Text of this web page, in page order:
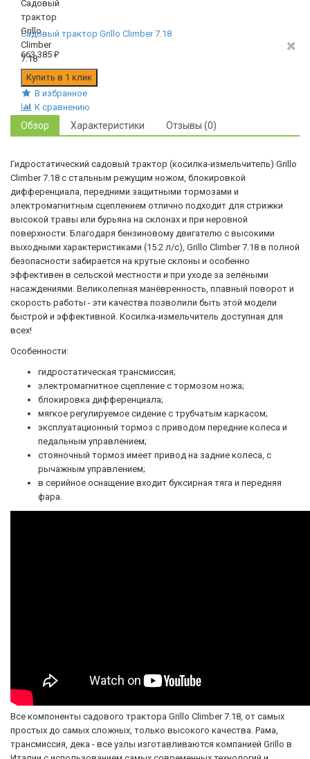
Садовый трактор Grillo Climber 7.18
663 385 ₽
В избранное
К сравнению
Обзор Характеристики Отзывы (0)
Гидростатический садовый трактор (косилка-измельчитель) Grillo
Climber 7.18 с стальным режущим ножом, блокировкой
дифференциала, передними защитными тормозами и
электромагнитным сцеплением отлично подходит для стрижки
высокой травы или бурьяна на склонах и при неровной
поверхности. Благодаря бензиновому двигателю с высокими
выходными характеристиками (15.2 л/с), Grillo Climber 7.18 в полной
безопасности забирается на крутые склоны и особенно
эффективен в сельской местности и при уходе за зелёными
насаждениями. Великолепная манёвренность, плавный поворот и
скорость работы - эти качества позволили быть этой модели
быстрой и эффективной. Косилка-измельчитель доступная для
всех!
Особенности:
гидростатическая трансмиссия;
электромагнитное сцепление с тормозом ножа;
блокировка дифференциала;
мягкое регулируемое сидение с трубчатым каркасом;
эксплуатационный тормоз с приводом передние колеса и
педальным управлением;
стояночный тормоз имеет привод на задние колеса, с
рычажным управлением;
в серийное оснащение входит буксирная тяга и передняя
фара.
Все компоненты садового трактора Grillo Climber 7.18, от самых
простых до самых сложных, только высокого качества. Рама,
трансмиссия, дека - все узлы изготавливаются компанией Grillo в